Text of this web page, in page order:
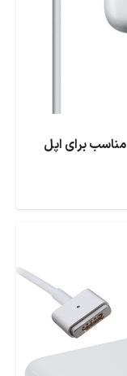
آداپتور برق 85 وات مدل Magicsafe مناسب برای اپل